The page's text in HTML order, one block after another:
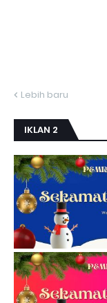
Lebih baru
IKLAN 2